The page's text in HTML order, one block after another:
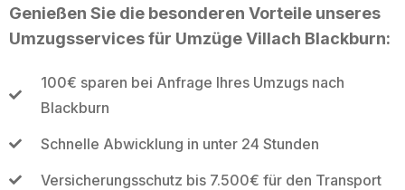
Genießen Sie die besonderen Vorteile unseres
Umzugsservices für Umzüge Villach Blackburn:
100€ sparen bei Anfrage Ihres Umzugs nach
Blackburn
Schnelle Abwicklung in unter 24 Stunden
Versicherungsschutz bis 7.500€ für den Transport